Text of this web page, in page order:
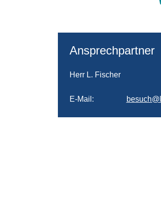
Ansprechpartner
Herr L. Fischer
E-Mail